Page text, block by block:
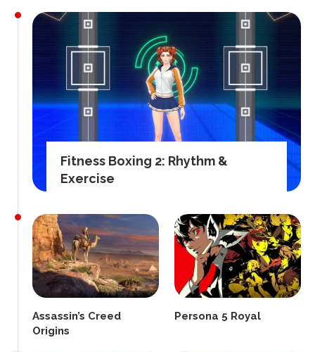
Fitness Boxing 2: Rhythm &
Exercise
Assassin’s Creed
Origins
Persona 5 Royal